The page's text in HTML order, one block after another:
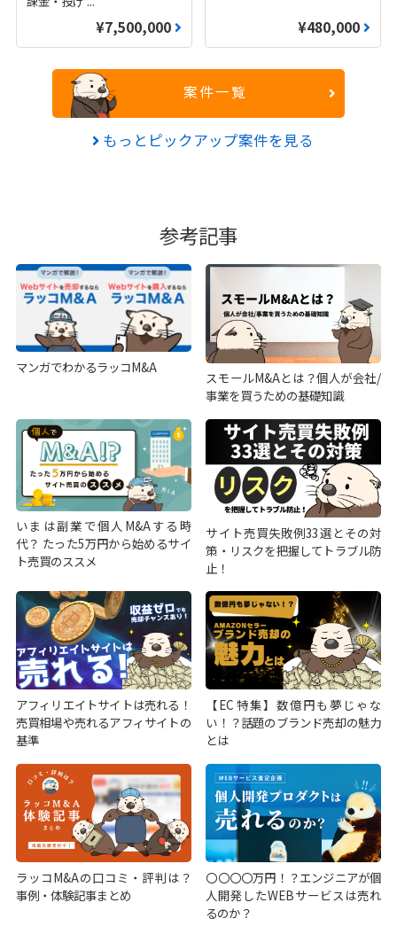
¥7,500,000 ¥480,000
案件一覧
もっとピックアップ案件を見る
参考記事
マンガでわかるラッコM&A
スモールM&Aとは？個人が会社/
事業を買うための基礎知識
いまは副業で個人M&Aする時
代？ たった5万円から始めるサイ
ト売買のススメ
サイト売買失敗例33選とその対
策・リスクを把握してトラブル防
止！
アフィリエイトサイトは売れる！
売買相場や売れるアフィサイトの
基準
【EC特集】数億円も夢じゃな
い！？話題のブランド売却の魅力
とは
ラッコM&Aの口コミ・評判は？
事例・体験記事まとめ
〇〇〇〇万円！？エンジニアが個
人開発したWEBサービスは売れ
るのか？